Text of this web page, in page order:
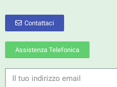
Contattaci
Assistenza Telefonica